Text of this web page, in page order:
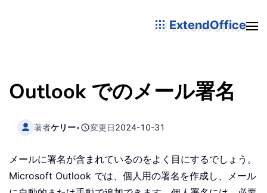
ExtendOffice
Outlook でのメール署名
著者ケリー• 変更日2024-10-31
メールに署名が含まれているのをよく目にするでしょう。
Microsoft Outlook では、個人用の署名を作成し、メール